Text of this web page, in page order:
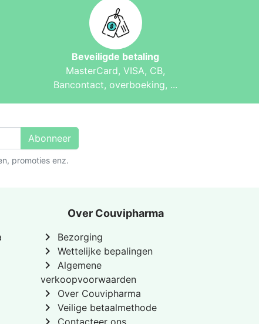
Beveiligde betaling
MasterCard, VISA, CB,
Bancontact, overboeking, ...
Abonneer
promoties enz.
Over Couvipharma
chevron_right Bezorging
chevron_right Wettelijke bepalingen
chevron_right
Algemene
verkoopvoorwaarden
chevron_right Over Couvipharma
chevron_right Veilige betaalmethode